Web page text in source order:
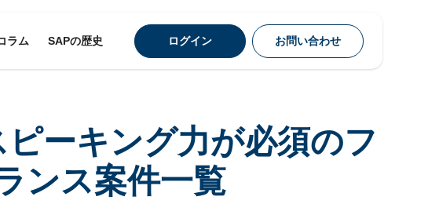
ラム SAPの歴史 ログイン お問い合わせ
ーキング力が必須のフ
ンス案件一覧